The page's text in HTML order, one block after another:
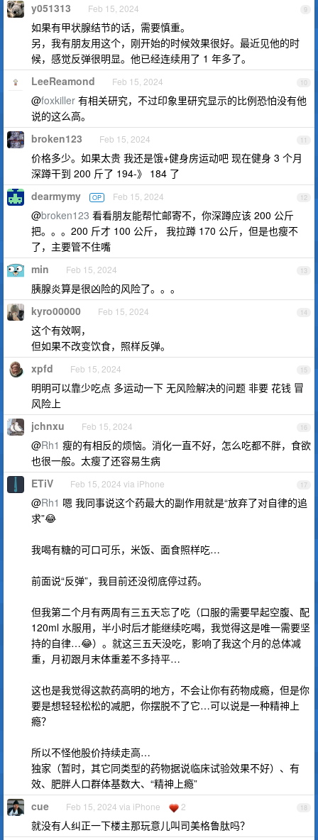
9
y051313 Feb 15, 2024
如果有甲状腺结节的话，需要慎重。
另，我有朋友用这个，刚开始的时候效果很好。最近见他的时
候，感觉反弹很明显。他已经连续用了 1 年多了。
10
LeeReamond Feb 15, 2024
@foxkiller 有相关研究，不过印象里研究显示的比例恐怕没有他
说的这么高。
11
broken123 Feb 15, 2024
价格多少。如果太贵 我还是饿+健身房运动吧 现在健身 3 个月
深蹲干到 200 斤了 194-》 184 了
12
dearmymy OP Feb 15, 2024
@broken123 看看朋友能帮忙邮寄不，你深蹲应该 200 公斤
把。。。200 斤才 100 公斤， 我拉蹲 170 公斤，但是也瘦不
了，主要管不住嘴
13
min Feb 15, 2024
胰腺炎算是很凶险的风险了。。。
14
kyro00000 Feb 15, 2024
这个有效啊，
但如果不改变饮食，照样反弹。
15
xpfd Feb 15, 2024
明明可以靠少吃点 多运动一下 无风险解决的问题 非要 花钱 冒
风险上
16
jchnxu Feb 15, 2024
@Rh1 瘦的有相反的烦恼。消化一直不好，怎么吃都不胖，食欲
也很一般。太瘦了还容易生病
17
ETiV Feb 15, 2024 via iPhone
@Rh1 嗯 我同事说这个药最大的副作用就是“放弃了对自律的追
求”😂
我喝有糖的可口可乐，米饭、面食照样吃…
前面说“反弹”，我目前还没彻底停过药。
但我第二个月有两周有三五天忘了吃（口服的需要早起空腹、配
120ml 水服用，半小时后才能继续吃喝，我觉得这是唯一需要坚
持的自律…😂）。就这三五天没吃，影响了我这个月的总体减
重，月初跟月末体重差不多持平…
这也是我觉得这款药高明的地方，不会让你有药物成瘾，但是你
要是想轻轻松松的减肥，你摆脱不了它…可以说是一种精神上
瘾？
所以不怪他股价持续走高…
独家（暂时，其它同类型的药物据说临床试验效果不好）、有
效、肥胖人口群体基数大、“精神上瘾”
18
cue Feb 15, 2024 via iPhone 2
就没有人纠正一下楼主那玩意儿叫司美格鲁肽吗？